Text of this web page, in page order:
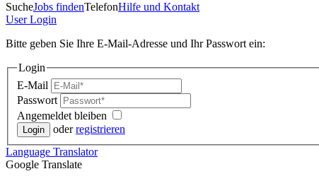
SucheJobs findenTelefonHilfe und Kontakt
UserLogin
Bitte geben Sie Ihre E-Mail-Adresse und Ihr Passwort ein:
Login
E-Mail
Passwort
Angemeldet bleiben
oderregistrieren
Language Translator
Google Translate